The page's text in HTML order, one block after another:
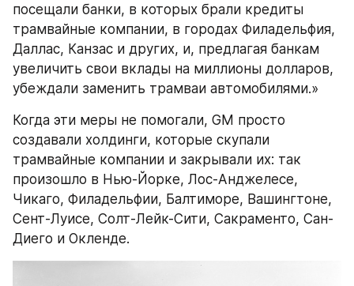
посещали банки, в которых брали кредиты
трамвайные компании, в городах Филадельфия,
Даллас, Канзас и других, и, предлагая банкам
увеличить свои вклады на миллионы долларов,
убеждали заменить трамваи автомобилями.»
Когда эти меры не помогали, GM просто
создавали холдинги, которые скупали
трамвайные компании и закрывали их: так
произошло в Нью-Йорке, Лос-Анджелесе,
Чикаго, Филадельфии, Балтиморе, Вашингтоне,
Сент-Луисе, Солт-Лейк-Сити, Сакраменто, Сан-
Диего и Окленде.